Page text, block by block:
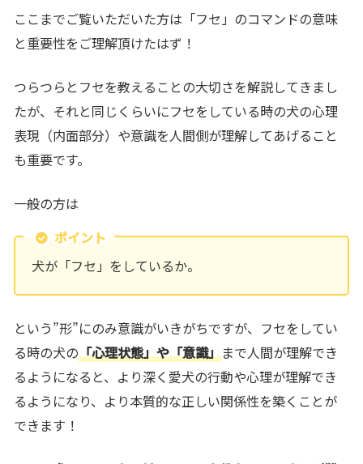
ここまでご覧いただいた方は「フセ」のコマンドの意味
と重要性をご理解頂けたはず！
つらつらとフセを教えることの大切さを解説してきまし
たが、それと同じくらいにフセをしている時の犬の心理
表現（内面部分）や意識を人間側が理解してあげること
も重要です。
一般の方は
ポイント
犬が「フセ」をしているか。
という”形”にのみ意識がいきがちですが、フセをしてい
る時の犬の「心理状態」や「意識」まで人間が理解でき
るようになると、より深く 愛犬の行動や心理が理解でき
るようになり、より本質的な正しい関係性を築くことが
できます ！